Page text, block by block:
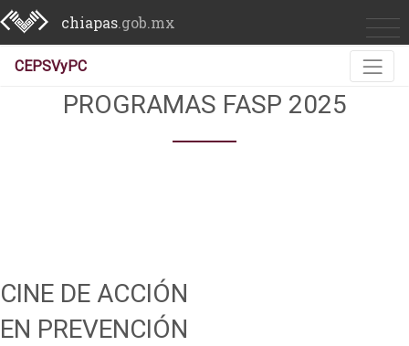
chiapas.gob.mx
CEPSVyPC
PROGRAMAS FASP 2025
CINE DE ACCIÓN
EN PREVENCIÓN